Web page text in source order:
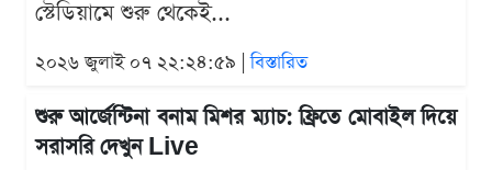
স্টেডিয়ামে শুরু থেকেই...
২০২৬ জুলাই ০৭ ২২:২৪:৫৯ |বিস্তারিত
শুরু আর্জেন্টিনা বনাম মিশর ম্যাচ: ফ্রিতে মোবাইল দিয়ে
সরাসরি দেখুন Live